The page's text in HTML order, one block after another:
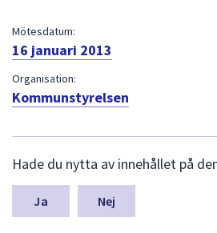
Mötesdatum:
16 januari 2013
Organisation:
Kommunstyrelsen
ä
m
a
Hade du nytta av innehållet på
Nej